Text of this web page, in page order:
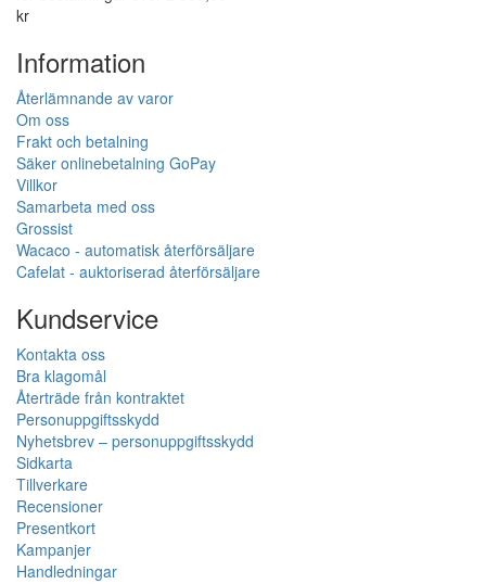
kr
Information
Återlämnande av varor
Om oss
Frakt och betalning
Säker onlinebetalning GoPay
Villkor
Samarbeta med oss
Grossist
Wacaco - automatisk återförsäljare
Cafelat - auktoriserad återförsäljare
Kundservice
Kontakta oss
Bra klagomål
Återträde från kontraktet
Personuppgiftsskydd
Nyhetsbrev – personuppgiftsskydd
Sidkarta
Tillverkare
Recensioner
Presentkort
Kampanjer
Handledningar